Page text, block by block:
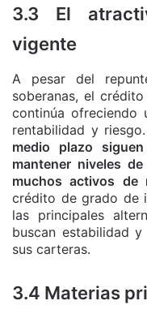
3.3 El
vigente
A pesar del
soberanas, el
continúa ofreciendo
rentabilidad y riesgo.
medio plazo
mantener niveles
muchos activos de
crédito de grado de
las principales
buscan estabilidad
sus carteras.
3.4 Materias